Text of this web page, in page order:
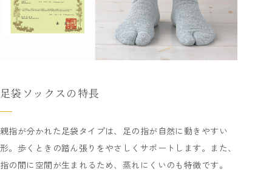
足袋ソックスの特長
親指が分かれた足袋タイプは、足の指が自然に動きやすい
形。歩くときの踏ん張りをやさしくサポートします。また、
指の間に空間が生まれるため、蒸れにくいのも特徴です。